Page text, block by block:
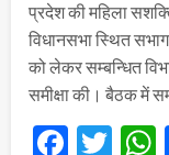
प्रदेश की महिला
विधानसभा स्थित
को लेकर सम्बन्धित
समीक्षा की। बैठक में